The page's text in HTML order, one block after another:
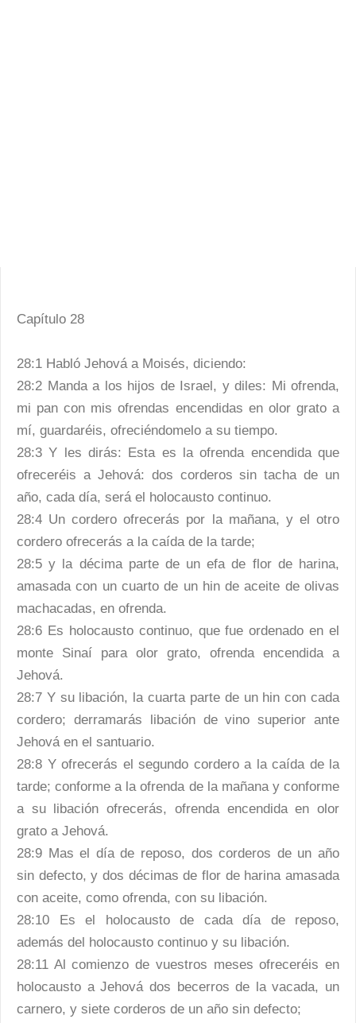
Capítulo 28
28:1 Habló Jehová a Moisés, diciendo:
28:2 Manda a los hijos de Israel, y diles: Mi ofrenda,
mi pan con mis ofrendas encendidas en olor grato a
mí, guardaréis, ofreciéndomelo a su tiempo.
28:3 Y les dirás: Esta es la ofrenda encendida que
ofreceréis a Jehová: dos corderos sin tacha de un
año, cada día, será el holocausto continuo.
28:4 Un cordero ofrecerás por la mañana, y el otro
cordero ofrecerás a la caída de la tarde;
28:5 y la décima parte de un efa de flor de harina,
amasada con un cuarto de un hin de aceite de olivas
machacadas, en ofrenda.
28:6 Es holocausto continuo, que fue ordenado en el
monte Sinaí para olor grato, ofrenda encendida a
Jehová.
28:7 Y su libación, la cuarta parte de un hin con cada
cordero; derramarás libación de vino superior ante
Jehová en el santuario.
28:8 Y ofrecerás el segundo cordero a la caída de la
tarde; conforme a la ofrenda de la mañana y conforme
a su libación ofrecerás, ofrenda encendida en olor
grato a Jehová.
28:9 Mas el día de reposo, dos corderos de un año
sin defecto, y dos décimas de flor de harina amasada
con aceite, como ofrenda, con su libación.
28:10 Es el holocausto de cada día de reposo,
además del holocausto continuo y su libación.
28:11 Al comienzo de vuestros meses ofreceréis en
holocausto a Jehová dos becerros de la vacada, un
carnero, y siete corderos de un año sin defecto;